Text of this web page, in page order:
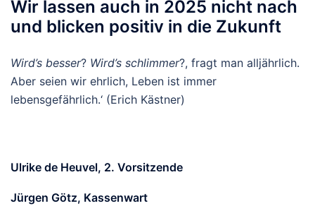
Wir lassen auch in 2025 nicht nach
und blicken positiv in die Zukunft
Wird’s besser? Wird’s schlimmer?, fragt man alljährlich.
Aber seien wir ehrlich, Leben ist immer
lebensgefährlich.‘ (Erich Kästner)
Ulrike de Heuvel, 2. Vorsitzende
Jürgen Götz, Kassenwart